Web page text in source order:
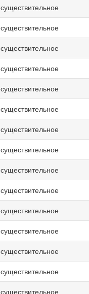
существительное
существительное
существительное
существительное
существительное
существительное
существительное
существительное
существительное
существительное
существительное
существительное
существительное
существительное
существительное